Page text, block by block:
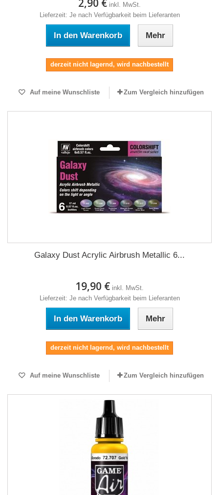
2,90 € inkl. MwSt.
Lieferzeit: Je nach Verfügbarkeit beim Lieferanten
In den Warenkorb Mehr
derzeit nicht lagernd, wird nachbestellt
Auf meine Wunschliste Zum Vergleich hinzufügen
Galaxy Dust Acrylic Airbrush Metallic 6...
19,90 € inkl. MwSt.
Lieferzeit: Je nach Verfügbarkeit beim Lieferanten
In den Warenkorb Mehr
derzeit nicht lagernd, wird nachbestellt
Auf meine Wunschliste Zum Vergleich hinzufügen